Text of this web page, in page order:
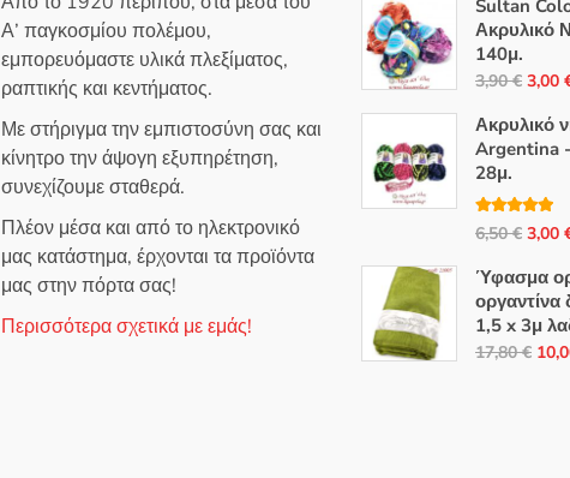
π
5
α
π
ό
5
Α’ παγκοσμίου πολέμου,
εμπορευόμαστε υλικά πλεξίματος,
ραπτικής και κεντήματος.
Με στήριγμα την εμπιστοσύνη σας και
κίνητρο την άψογη εξυπηρέτηση,
συνεχίζουμε σταθερά.
Πλέον μέσα και από το ηλεκτρονικό
μας κατάστημα, έρχονται τα προϊόντα
μας στην πόρτα σας!
Περισσότερα σχετικά με εμάς!
Sultan
Ακρυλικό
140μ.
3,90€
was:
3,00
Ακρυλικό
Argentina
28μ.
Βαθμολογή
θηκε με 5.00
6,50€
was:
6,50
3,00
Ύφασμα
οργαντίνα
1,5 x 3μ
17,80€